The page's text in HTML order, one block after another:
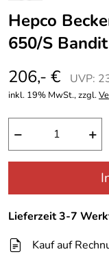
Hepco
650/S
206,- €
UVP:
inkl. 19% MwSt., zzgl.
− +
Lieferzeit 3-7
Kauf auf